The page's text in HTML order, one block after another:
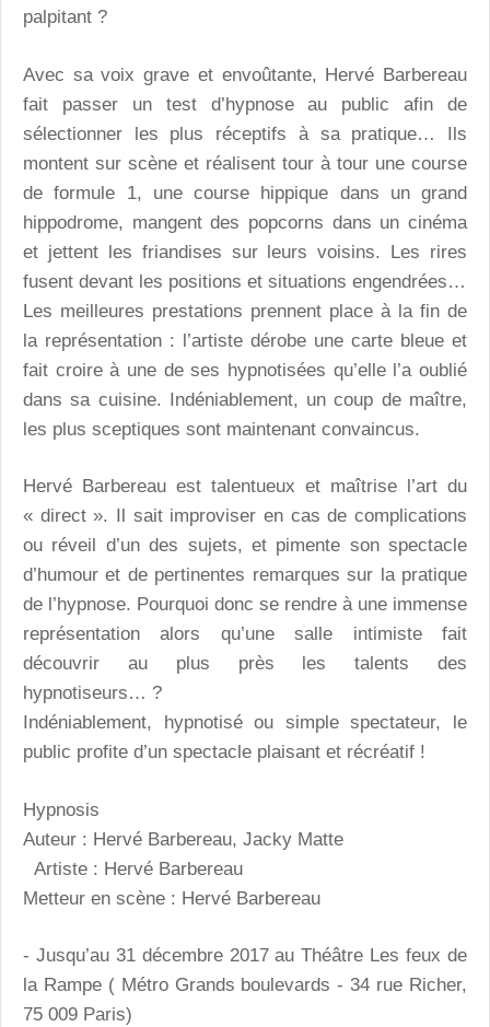
palpitant ?
Avec sa voix grave et envoûtante, Hervé Barbereau
fait passer un test d’hypnose au public afin de
sélectionner les plus réceptifs à sa pratique… Ils
montent sur scène et réalisent tour à tour une course
de formule 1, une course hippique dans un grand
hippodrome, mangent des popcorns dans un cinéma
et jettent les friandises sur leurs voisins. Les rires
fusent devant les positions et situations engendrées…
Les meilleures prestations prennent place à la fin de
la représentation : l’artiste dérobe une carte bleue et
fait croire à une de ses hypnotisées qu’elle l’a oublié
dans sa cuisine. Indéniablement, un coup de maître,
les plus sceptiques sont maintenant convaincus.
Hervé Barbereau est talentueux et maîtrise l’art du
« direct ». Il sait improviser en cas de complications
ou réveil d’un des sujets, et pimente son spectacle
d’humour et de pertinentes remarques sur la pratique
de l’hypnose. Pourquoi donc se rendre à une immense
représentation alors qu’une salle intimiste fait
découvrir au plus près les talents des
hypnotiseurs… ?
Indéniablement, hypnotisé ou simple spectateur, le
public profite d’un spectacle plaisant et récréatif !
Hypnosis
Auteur : Hervé Barbereau, Jacky Matte
Artiste : Hervé Barbereau
Metteur en scène : Hervé Barbereau
- Jusqu’au 31 décembre 2017 au Théâtre Les feux de
la Rampe ( Métro Grands boulevards - 34 rue Richer,
75 009 Paris)